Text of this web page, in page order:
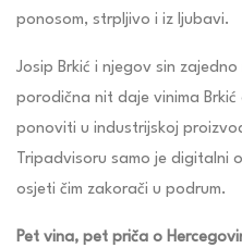
ponosom, strpljivo i iz ljubavi.
Josip Brkić i njegov sin
porodična nit daje vinima
ponoviti u industrijskoj
Tripadvisoru samo je digitalni
osjeti čim zakorači u podrum.
Pet vina, pet priča o